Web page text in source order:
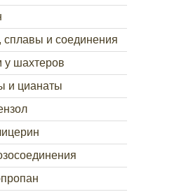
сплавы и соединения
у шахтеров
и цианаты